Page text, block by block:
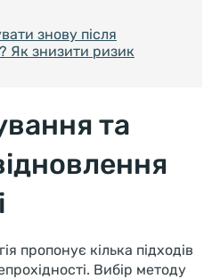
знову після
Як знизити ризик
та
пропонує кілька підходів
Вибір методу